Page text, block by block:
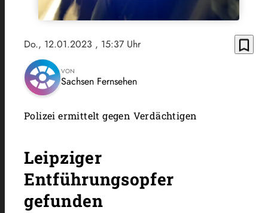
Do., 12.01.2023 , 15:37 Uhr bookmark_border
VON
Sachsen Fernsehen
Polizei ermittelt gegen Verdächtigen
Leipziger
Entführungsopfer
gefunden